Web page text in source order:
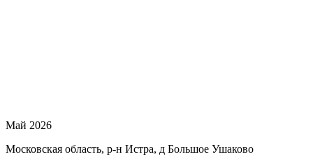
Май 2026
Московская область, р-н Истра, д Большое Ушаково